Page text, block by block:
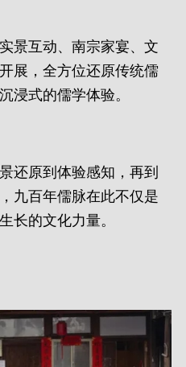
景互动、南宗家宴、文
展，全方位还原传统儒
浸式的儒学体验。
还原到体验感知，再到
九百年儒脉在此不仅是
长的文化力量。